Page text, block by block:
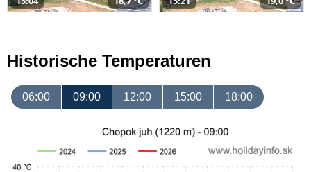
Historische Temperaturen
06:00 09:00 12:00 15:00 18:00